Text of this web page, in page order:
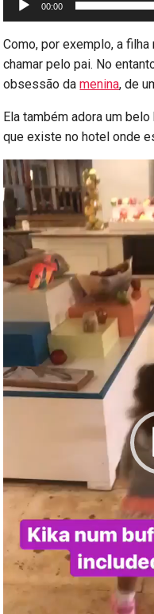
00:00
Como, por exemplo, a filha
chamar pelo pai. No
obsessão damenina, de
Ela também adora um
que existe no hotel onde
Reprodutor
de
vídeo